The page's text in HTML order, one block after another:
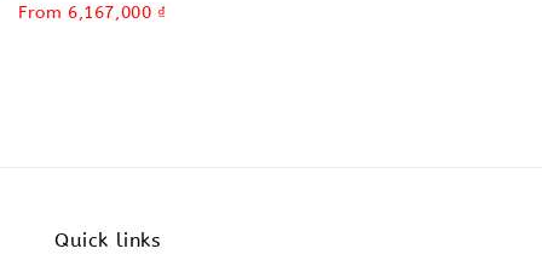
price
Sale
From 6,167,000 ₫
Quick links